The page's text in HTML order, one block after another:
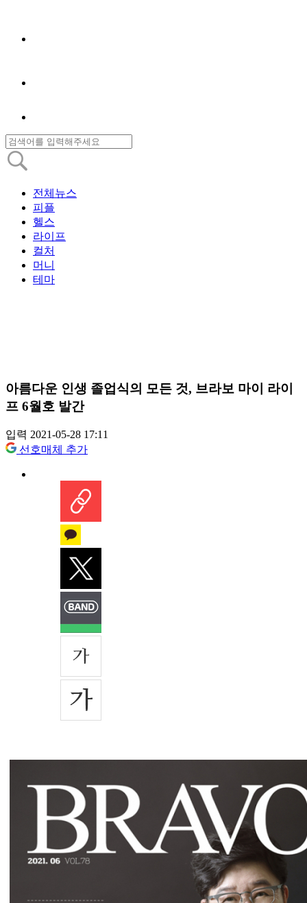
전체뉴스
피플
헬스
라이프
컬처
머니
테마
아름다운 인생 졸업식의 모든 것, 브라보 마이 라이
프 6월호 발간
입력 2021-05-28 17:11
선호매체 추가